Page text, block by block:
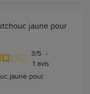
jaune pour
3/5 -
1 avis
jaune pour